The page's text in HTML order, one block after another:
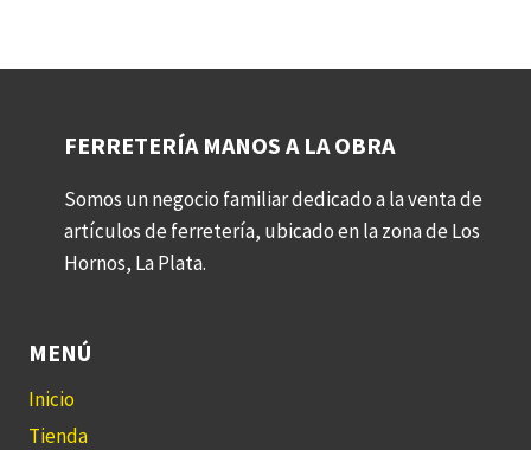
FERRETERÍA MANOS A LA OBRA
Somos un negocio familiar dedicado a la venta de
artículos de ferretería, ubicado en la zona de Los
Hornos, La Plata.
MENÚ
Inicio
Tienda